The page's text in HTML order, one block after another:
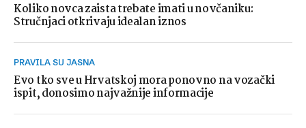
Koliko novca zaista trebate imati u novčaniku:
Stručnjaci otkrivaju idealan iznos
PRAVILA SU JASNA
Evo tko sve u Hrvatskoj mora ponovno na vozački
ispit, donosimo najvažnije informacije